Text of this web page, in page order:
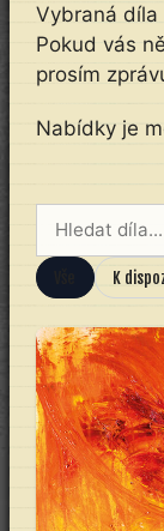
Vybraná díla
Pokud vás
prosím
Nabídky je
K